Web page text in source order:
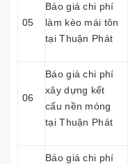
05
Báo giá chi phí
làm kèo mái tôn
tại Thuận Phát
06
Báo giá chi phí
xây dựng kết
cấu nền móng
tại Thuận Phát
Báo giá chi phí